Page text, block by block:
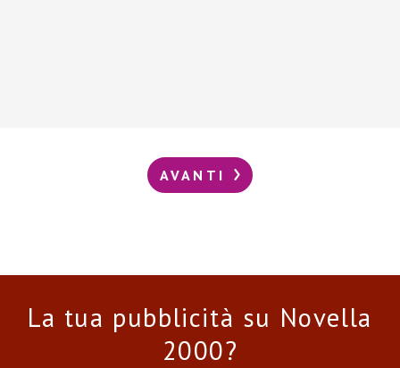
AVANTI
La tua pubblicità su Novella
2000?